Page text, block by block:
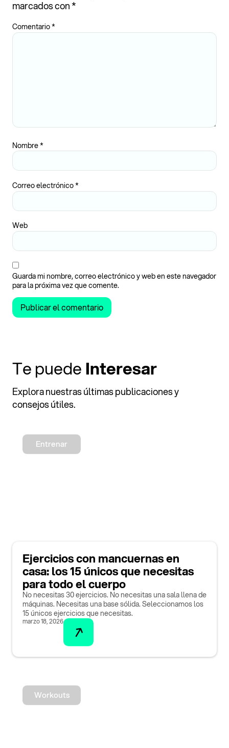
marcados con*
Comentario*
Nombre*
Correo electrónico*
Web
Guarda mi nombre, correo electrónico y web en este navegador
para la próxima vez que comente.
Te puedeInteresar
Explora nuestras últimas publicaciones y
consejos útiles.
Entrenar
Ejercicios con mancuernas en
casa: los 15 únicos que necesitas
para todo el cuerpo
No necesitas 30 ejercicios. No necesitas una sala llena de
máquinas. Necesitas una base sólida. Seleccionamos los
15 únicos ejercicios que necesitas.
marzo 18, 2026
Workouts